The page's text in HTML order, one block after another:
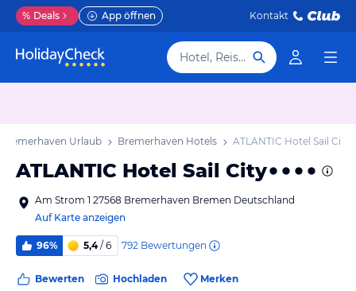
% Deals App öffnen Kontakt
Hotel, Reiseziel
Bremerhaven Urlaub Bremerhaven Hotels ATLANTIC Hotel Sail City
ATLANTIC Hotel Sail City
Am Strom 1 27568 Bremerhaven Bremen Deutschland
Auf Karte anzeigen
96% 5,4/ 6 792 Bewertungen
Bewerten Hochladen Merken